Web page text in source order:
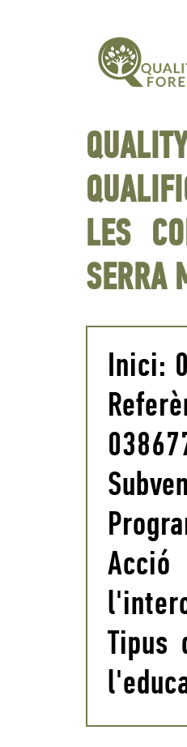
LES
SERRA
Inici:
Tipus